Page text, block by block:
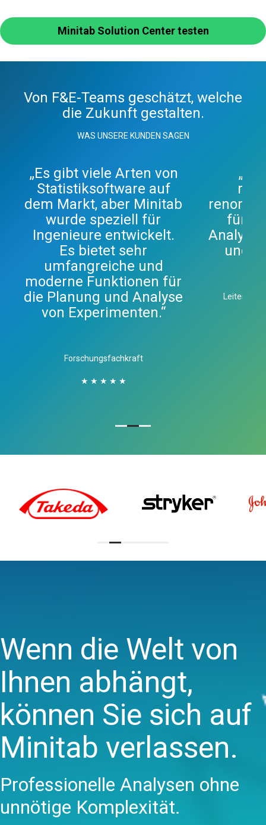
Minitab Solution Center testen
Von F&E-Teams geschätzt, welche
die Zukunft gestalten.
WAS UNSERE KUNDEN SAGEN
„Es gibt viele Arten von
Statistiksoftware auf
dem Markt, aber Minitab
wurde speziell für
Ingenieure entwickelt.
Es bietet sehr
umfangreiche und
moderne Funktionen für
die Planung und Analyse
von Experimenten.“
Forschungsfachkraft
★ ★ ★ ★ ★
für
Analyse
und
Leitender
Wenn die Welt von
Ihnen abhängt,
können Sie sich auf
Minitab verlassen.
Professionelle Analysen ohne
unnötige Komplexität.